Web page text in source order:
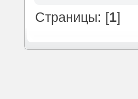
Страницы: [1]